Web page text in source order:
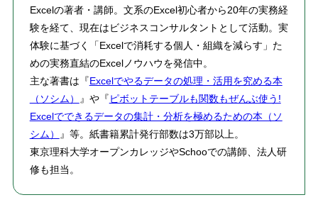
Excelの著者・講師。文系のExcel初心者から20年の実務経
験を経て、現在はビジネスコンサルタントとして活動。実
体験に基づく「Excelで消耗する個人・組織を減らす」た
めの実務直結のExcelノウハウを発信中。
主な著書は『Excelでやるデータの処理・活用を究める本
（ソシム）
』や『ピボットテーブルも関数もぜんぶ使う!
Excelでできるデータの集計・分析を極めるための本（ソ
シム）
』等。紙書籍累計発行部数は3万部以上。
東京理科大学オープンカレッジやSchooでの講師、法人研
修も担当。